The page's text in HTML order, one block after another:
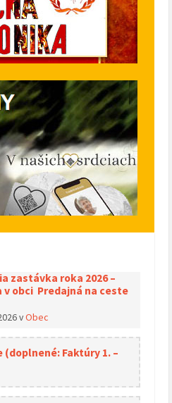
zastávka roka 2026 –
v obci Predajná na ceste
vObec
Faktúry 1. –